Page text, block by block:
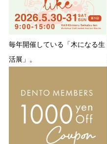
毎年開催している「木になる生
活展」。